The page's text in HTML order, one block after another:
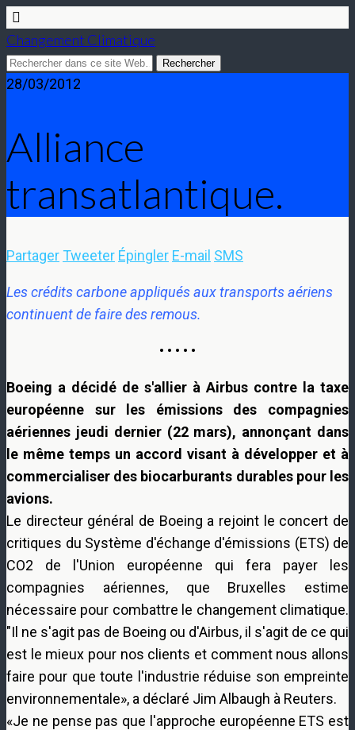
Changement Climatique
28/03/2012
Alliance
transatlantique.
Partager Tweeter Épingler E-mail SMS
Les crédits carbone appliqués aux transports aériens
continuent de faire des remous.
• • • • •
Boeing a décidé de s'allier à Airbus contre la taxe
européenne sur les émissions des compagnies
aériennes jeudi dernier (22 mars), annonçant dans
le même temps un accord visant à développer et à
commercialiser des biocarburants durables pour les
avions.
Le directeur général de Boeing a rejoint le concert de
critiques du Système d'échange d'émissions (ETS) de
CO2 de l'Union européenne qui fera payer
les
compagnies aériennes, que Bruxelles estime
nécessaire pour combattre le changement climatique.
"Il ne s'agit pas de Boeing ou d'Airbus, il s'agit de ce qui
est le mieux pour nos clients et comment nous allons
faire pour que toute l'industrie réduise son empreinte
environnementale», a déclaré Jim Albaugh à Reuters.
«Je ne pense pas que l'approche européenne ETS est